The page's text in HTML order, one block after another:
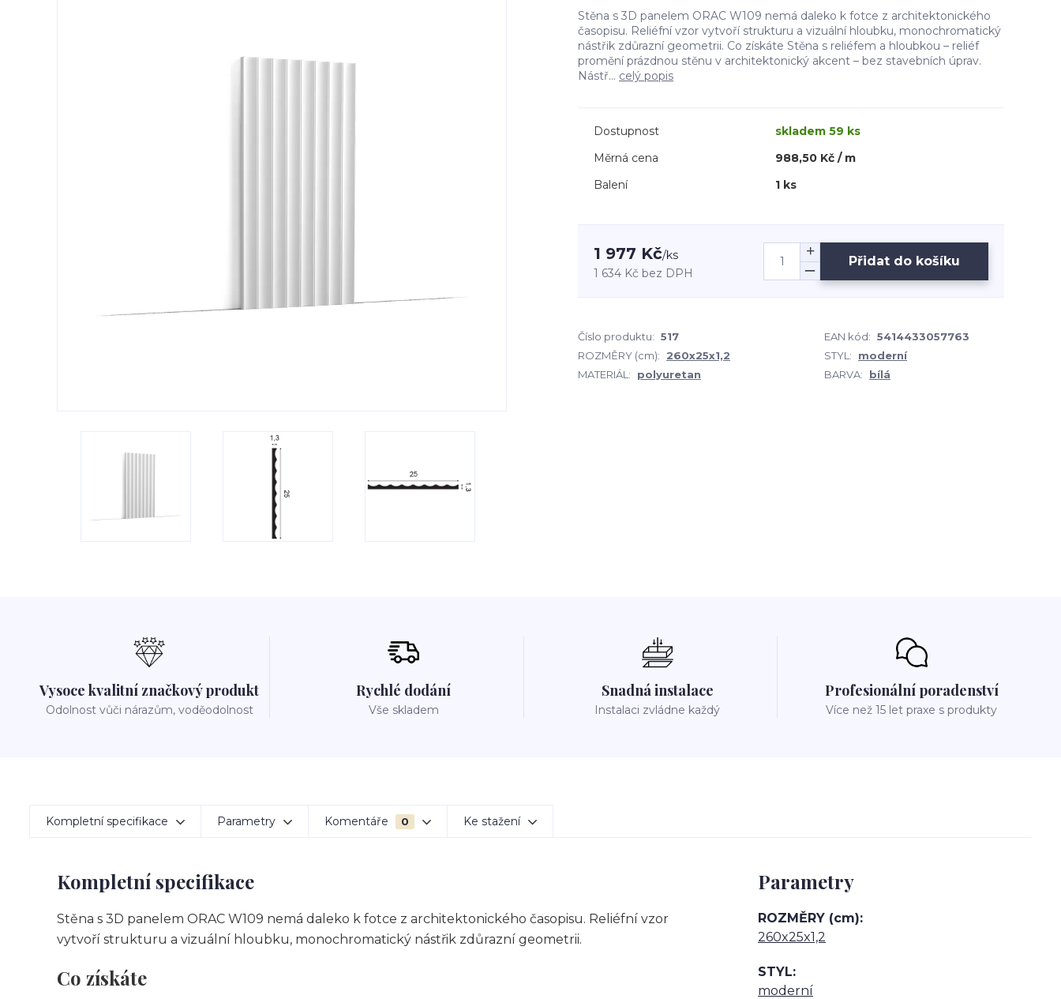
Stěna s 3D panelem ORAC W109 nemá daleko k fotce z architektonického
časopisu. Reliéfní vzor vytvoří strukturu a vizuální hloubku, monochromatický
nástřik zdůrazní geometrii. Co získáte Stěna s reliéfem a hloubkou – reliéf
promění prázdnou stěnu v architektonický akcent – bez stavebních úprav.
Nástř... celý popis
Dostupnost
skladem 59 ks
Měrná cena
988,50 Kč / m
Balení
1 ks
1 977 Kč/ks
1 634 Kč bez DPH
Přidat do košíku
Číslo produktu: 517 EAN kód: 5414433057763
ROZMĚRY (cm):
260x25x1,2 STYL:
moderní
MATERIÁL:
polyuretan BARVA: bílá
Vysoce kvalitní značkový produkt
Odolnost vůči nárazům, voděodolnost
Rychlé dodání
Vše skladem
Snadná instalace
Instalaci zvládne každý
Profesionální poradenství
Více než 15 let praxe s produkty
Kompletní specifikace Parametry Komentáře 0 Ke stažení
Kompletní specifikace
Stěna s 3D panelem ORAC W109 nemá daleko k fotce z architektonického časopisu. Reliéfní vzor
vytvoří strukturu a vizuální hloubku, monochromatický nástřik zdůrazní geometrii.
Co získáte
Parametry
ROZMĚRY (cm)
260x25x1,2
STYL
moderní